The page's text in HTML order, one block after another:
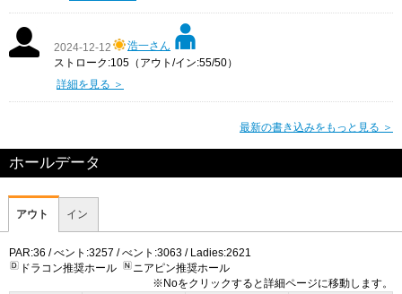
2024-12-12
浩一さん
ストローク:105（アウト/イン:55/50）
詳細を見る ＞
最新の書き込みをもっと見る ＞
ホールデータ
アウト イン
PAR:36 / べント:3257 / べント:3063 / Ladies:2621
ドラコン推奨ホール
ニアピン推奨ホール
※Noをクリックすると詳細ページに移動します。